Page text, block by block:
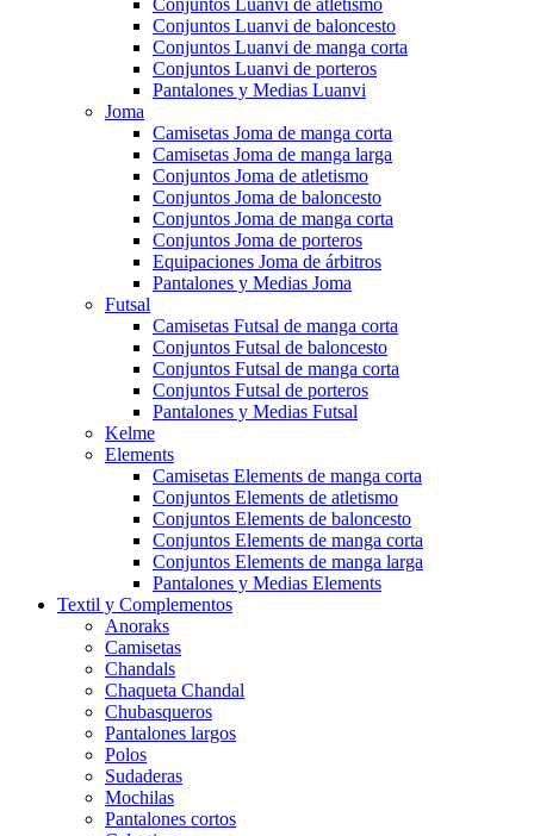
Conjuntos Luanvi de atletismo
Conjuntos Luanvi de baloncesto
Conjuntos Luanvi de manga corta
Conjuntos Luanvi de porteros
Pantalones y Medias Luanvi
Joma
Camisetas Joma de manga corta
Camisetas Joma de manga larga
Conjuntos Joma de atletismo
Conjuntos Joma de baloncesto
Conjuntos Joma de manga corta
Conjuntos Joma de porteros
Equipaciones Joma de árbitros
Pantalones y Medias Joma
Futsal
Camisetas Futsal de manga corta
Conjuntos Futsal de baloncesto
Conjuntos Futsal de manga corta
Conjuntos Futsal de porteros
Pantalones y Medias Futsal
Kelme
Elements
Camisetas Elements de manga corta
Conjuntos Elements de atletismo
Conjuntos Elements de baloncesto
Conjuntos Elements de manga corta
Conjuntos Elements de manga larga
Pantalones y Medias Elements
Textil y Complementos
Anoraks
Camisetas
Chandals
Chaqueta Chandal
Chubasqueros
Pantalones largos
Polos
Sudaderas
Mochilas
Pantalones cortos